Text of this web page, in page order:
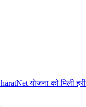
योजना को मिली हरी